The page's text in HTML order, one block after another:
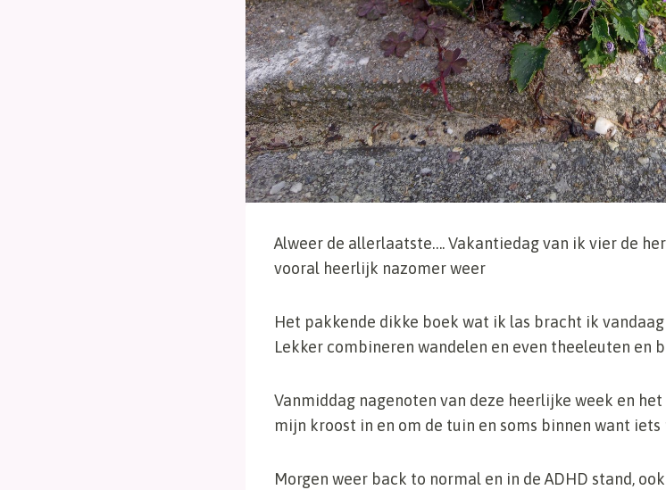
Alweer de allerlaatste…. Vakantiedag van ik vier de
vooral heerlijk nazomer weer
Het pakkende dikke boek wat ik las bracht ik
Lekker combineren wandelen en even theeleuten en
Vanmiddag nagenoten van deze heerlijke week en
mijn kroost in en om de tuin en soms binnen want
Morgen weer back to normal en in de ADHD stand,